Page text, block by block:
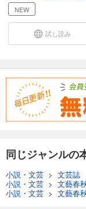
別冊
499円 (
別冊
499円 (
NEW
試し読み
同じジャンルの
小説・文芸 > 文芸誌
小説・文芸 > 文藝春
小説・文芸 > 文藝春